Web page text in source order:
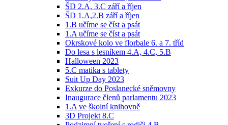
ŠD 2.A, 3.C září a říjen
ŠD 1.A,2.B září a říjen
1.B učíme se číst a psát
1.A učíme se číst a psát
Okrskové kolo ve florbale 6. a 7. tříd
Do lesa s lesníkem 4.A, 4.C, 5.B
Halloween 2023
5.C matika s tablety
Suit Up Day 2023
Exkurze do Poslanecké sněmovny
Inaugurace členů parlamentu 2023
1.A ve školní knihovně
3D Projekt 8.C